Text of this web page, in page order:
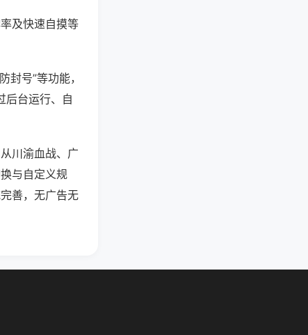
及快速自摸等
封号”等功能，
后台运行、自
川渝血战、广
与自定义规
善，无广告无